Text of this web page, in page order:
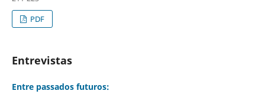
PDF
Entrevistas
Entre passados futuros: